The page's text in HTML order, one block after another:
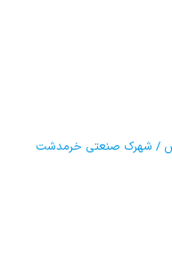
/ شهرک صنعتی خرمدشت